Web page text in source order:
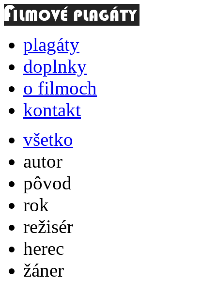
plagáty
doplnky
o filmoch
kontakt
všetko
autor
pôvod
rok
režisér
herec
žáner